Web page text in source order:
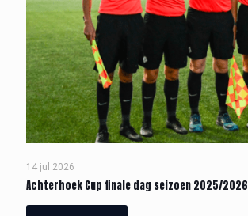
14 jul 2026
Achterhoek Cup finale dag seizoen 2025/2026